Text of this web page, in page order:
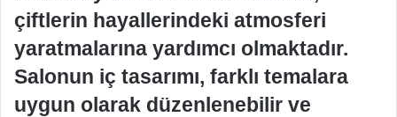
çiftlerin hayallerindeki atmosferi
yaratmalarına yardımcı olmaktadır.
Salonun iç tasarımı, farklı temalara
uygun olarak düzenlenebilir ve